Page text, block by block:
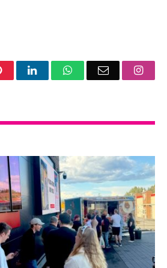
PinterestLinkedInWhatsAppEmail